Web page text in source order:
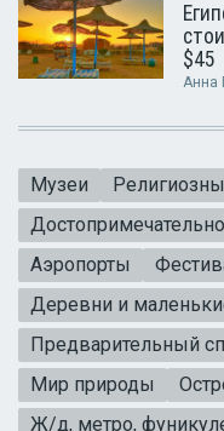
$45
Анна
Музеи
Аэропорты
Деревни и
Предварительный
Мир природы
Ж/д, метро,